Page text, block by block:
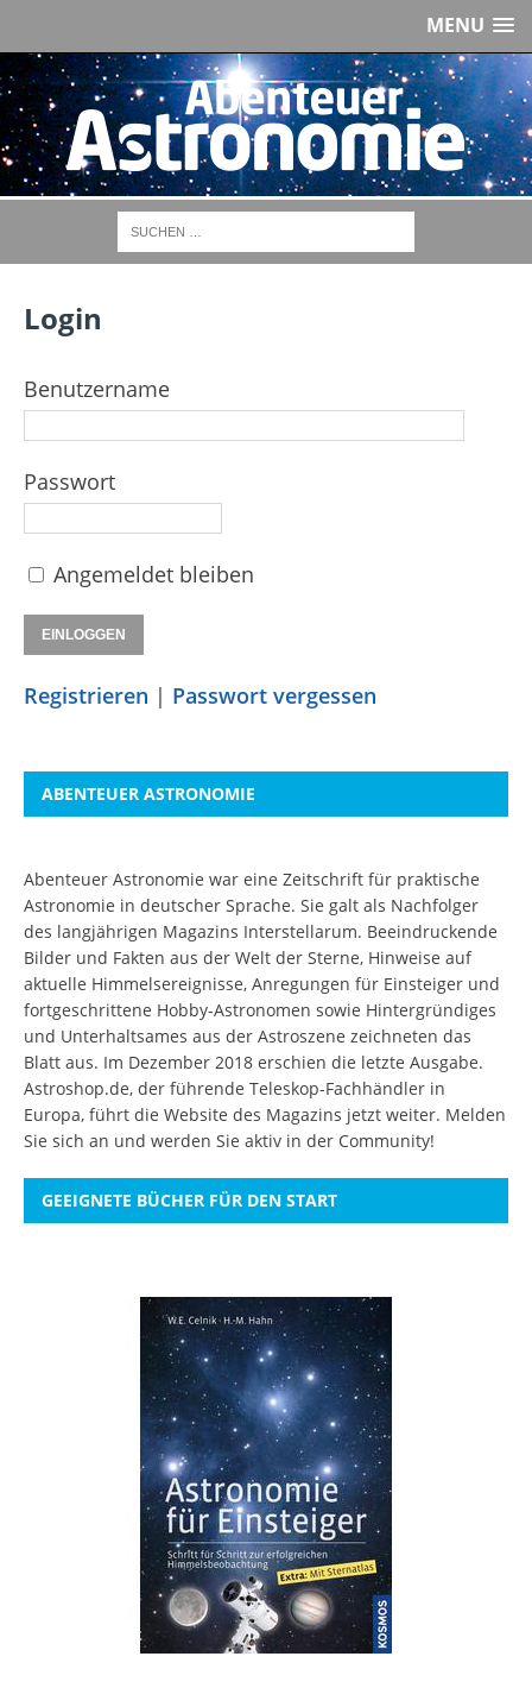
MENU
Login
Benutzername
Passwort
Angemeldet bleiben
Registrieren | Passwort vergessen
ABENTEUER ASTRONOMIE
Abenteuer Astronomie war eine Zeitschrift für praktische
Astronomie in deutscher Sprache. Sie galt als Nachfolger
des langjährigen Magazins Interstellarum. Beeindruckende
Bilder und Fakten aus der Welt der Sterne, Hinweise auf
aktuelle Himmelsereignisse, Anregungen für Einsteiger und
fortgeschrittene Hobby-Astronomen sowie Hintergründiges
und Unterhaltsames aus der Astroszene zeichneten das
Blatt aus. Im Dezember 2018 erschien die letzte Ausgabe.
Astroshop.de, der führende Teleskop-Fachhändler in
Europa, führt die Website des Magazins jetzt weiter. Melden
Sie sich an und werden Sie aktiv in der Community!
GEEIGNETE BÜCHER FÜR DEN START